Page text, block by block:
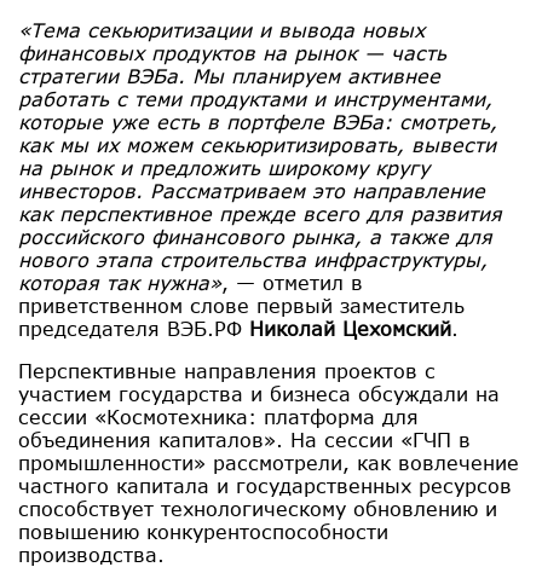
«Тема секьюритизации и вывода новых
финансовых продуктов на рынок — часть
стратегии ВЭБа. Мы планируем активнее
работать с теми продуктами и инструментами,
которые уже есть в портфеле ВЭБа: смотреть,
как мы их можем секьюритизировать, вывести
на рынок и предложить широкому кругу
инвесторов. Рассматриваем это направление
как перспективное прежде всего для развития
российского финансового рынка, а также для
нового этапа строительства инфраструктуры,
которая так нужна», — отметил в
приветственном слове первый заместитель
председателя ВЭБ.РФ Николай Цехомский.
Перспективные направления проектов с
участием государства и бизнеса обсуждали на
сессии «Космотехника: платформа для
объединения капиталов». На сессии «ГЧП в
промышленности» рассмотрели, как вовлечение
частного капитала и государственных ресурсов
способствует технологическому обновлению и
повышению конкурентоспособности
производства.